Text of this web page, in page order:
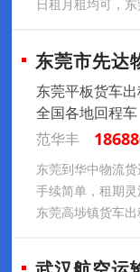
日租月租均可，
东莞市先达
东莞平板货车
全国各地回程车
范华丰
东莞到华中物流
手续简单，租期
东莞高埗镇货车